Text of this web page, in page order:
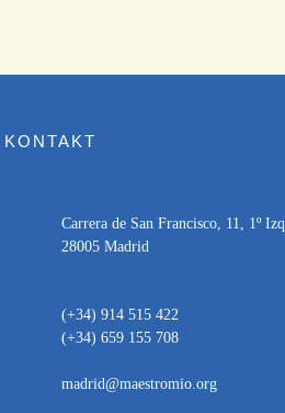
KONTAKT
Carrera de San Francisco, 11, 1º Izq,
28005 Madrid
(+34) 914 515 422
(+34) 659 155 708
madrid@maestromio.org